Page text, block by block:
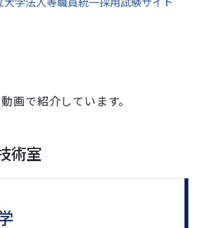
画で紹介しています。
術室